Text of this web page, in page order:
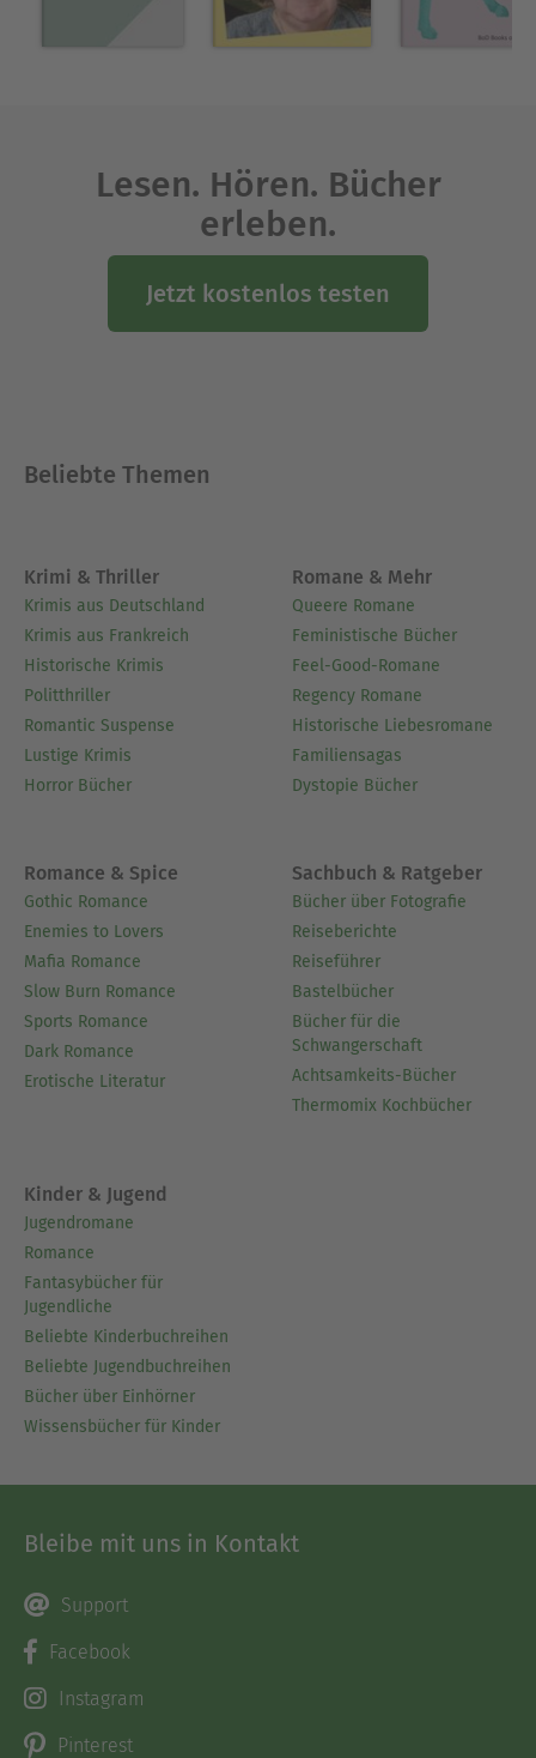
Lesen. Hören. Bücher
erleben.
Jetzt kostenlos testen
Beliebte Themen
Krimi & Thriller
Krimis aus Deutschland
Krimis aus Frankreich
Historische Krimis
Politthriller
Romantic Suspense
Lustige Krimis
Horror Bücher
Romane & Mehr
Queere Romane
Feministische Bücher
Feel-Good-Romane
Regency Romane
Historische Liebesromane
Familiensagas
Dystopie Bücher
Romance & Spice
Gothic Romance
Enemies to Lovers
Mafia Romance
Slow Burn Romance
Sports Romance
Dark Romance
Erotische Literatur
Sachbuch & Ratgeber
Bücher über Fotografie
Reiseberichte
Reiseführer
Bastelbücher
Bücher für die
Schwangerschaft
Achtsamkeits-Bücher
Thermomix Kochbücher
Kinder & Jugend
Jugendromane
Romance
Fantasybücher für
Jugendliche
Beliebte Kinderbuchreihen
Beliebte Jugendbuchreihen
Bücher über Einhörner
Wissensbücher für Kinder
Bleibe mit uns in Kontakt
Support
Facebook
Instagram
Pinterest